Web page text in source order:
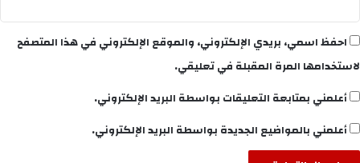
احفظ اسمي، بريدي الإلكتروني، والموقع الإلكتروني في هذا المتصفح
لاستخدامها المرة المقبلة في تعليقي.
أعلمني بمتابعة التعليقات بواسطة البريد الإلكتروني.
أعلمني بالمواضيع الجديدة بواسطة البريد الإلكتروني.